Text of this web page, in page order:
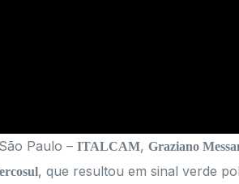
Paulo – ITALCAM, Graziano
, que resultou em sinal verde